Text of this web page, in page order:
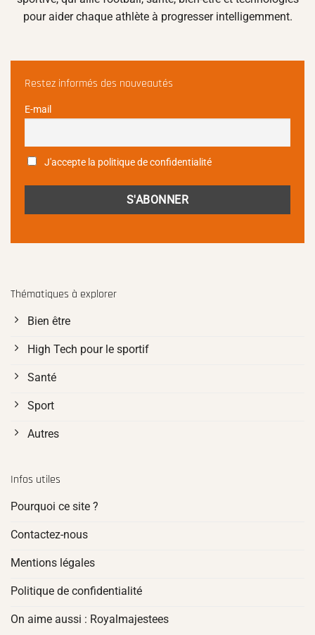
pour aider chaque athlète à progresser intelligemment.
Restez informés des nouveautés
E-mail
J'accepte la politique de confidentialité
Thématiques à explorer
Bien être
High Tech pour le sportif
Santé
Sport
Autres
Infos utiles
Pourquoi ce site ?
Contactez-nous
Mentions légales
Politique de confidentialité
On aime aussi : Royalmajestees